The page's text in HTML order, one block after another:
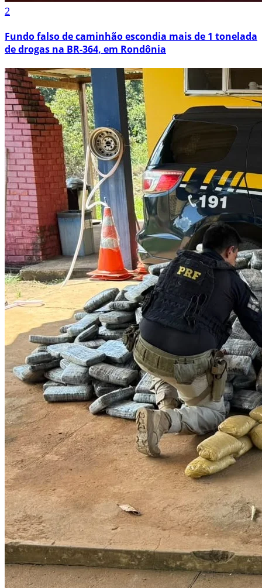
2
Fundo falso de caminhão escondia mais de 1 tonelada
de drogas na BR-364, em Rondônia